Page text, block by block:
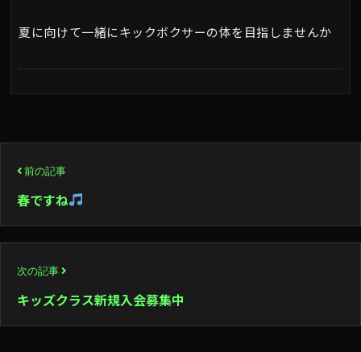
夏に向けて一緒にキックボクサーの体を目指しませんか
稿
ナ
ビ
ゲ
ー
前の記事
春ですね
次の記事
キッズクラス新規入会募集中